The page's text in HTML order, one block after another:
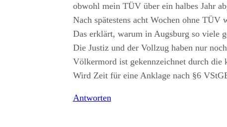
obwohl mein TÜV über ein halbes Jahr
Nach spätestens acht Wochen ohne TÜV
Das erklärt, warum in Augsburg so viele
Die Justiz und der Vollzug haben nur
Völkermord ist gekennzeichnet durch die
Wird Zeit für eine Anklage nach §6
Antworten